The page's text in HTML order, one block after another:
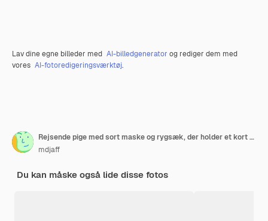
Lav dine egne billeder med AI-billedgenerator og rediger dem med
vores AI-fotoredigeringsværktøj.
Rejsende pige med sort maske og rygsæk, der holder et kort og laver et hys-tegn
mdjaff
Du kan måske også lide disse fotos